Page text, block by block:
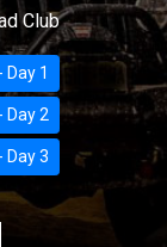
Club
1
2
3